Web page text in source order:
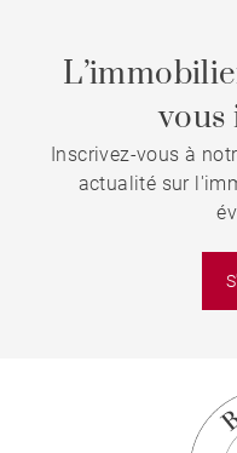
vous
Inscrivez-vous à
actualité sur